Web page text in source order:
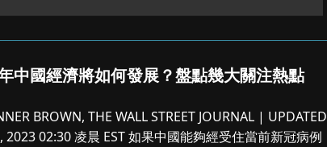
中國經濟將如何發展？盤點幾大關注熱點
BROWN, THE WALL STREET JOURNAL | UPDATED
2023 02:30 凌晨 EST 如果中國能夠經受住當前新冠病例